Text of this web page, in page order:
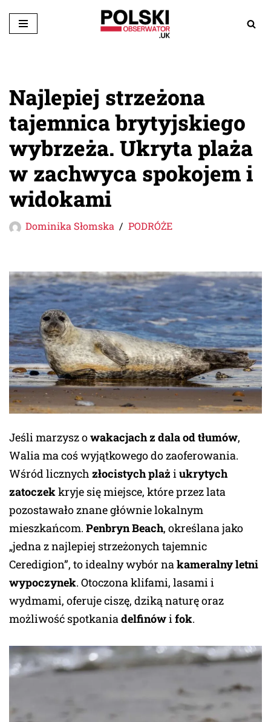
Przejdź
Najlepiej strzeżona
tajemnica brytyjskiego
wybrzeża. Ukryta plaża
w zachwyca spokojem i
widokami
Dominika Słomska PODRÓŻE
Jeśli marzysz owakacjach z dala od tłumów,
Walia ma coś wyjątkowego do zaoferowania.
Wśród licznych złocistych plaż iukrytych
zatoczekkryje się miejsce, które przez lata
pozostawało znane głównie lokalnym
mieszkańcom. Penbryn Beach, określana jako
„jedna z najlepiej strzeżonych tajemnic
Ceredigion”, to idealny wybór nakameralny letni
wypoczynek. Otoczona klifami, lasami i
wydmami, oferuje ciszę, dziką naturę oraz
możliwość spotkaniadelfinówifok.